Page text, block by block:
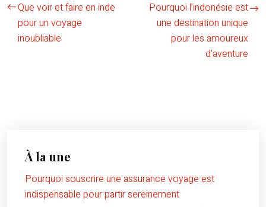
Que voir et faire en inde
pour un voyage
inoubliable
Pourquoi l’indonésie est
une destination unique
pour les amoureux
d’aventure
À la une
Pourquoi souscrire une assurance voyage est
indispensable pour partir sereinement